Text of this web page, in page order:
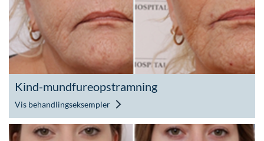
Kind-mundfureopstramning
Vis behandlingseksempler